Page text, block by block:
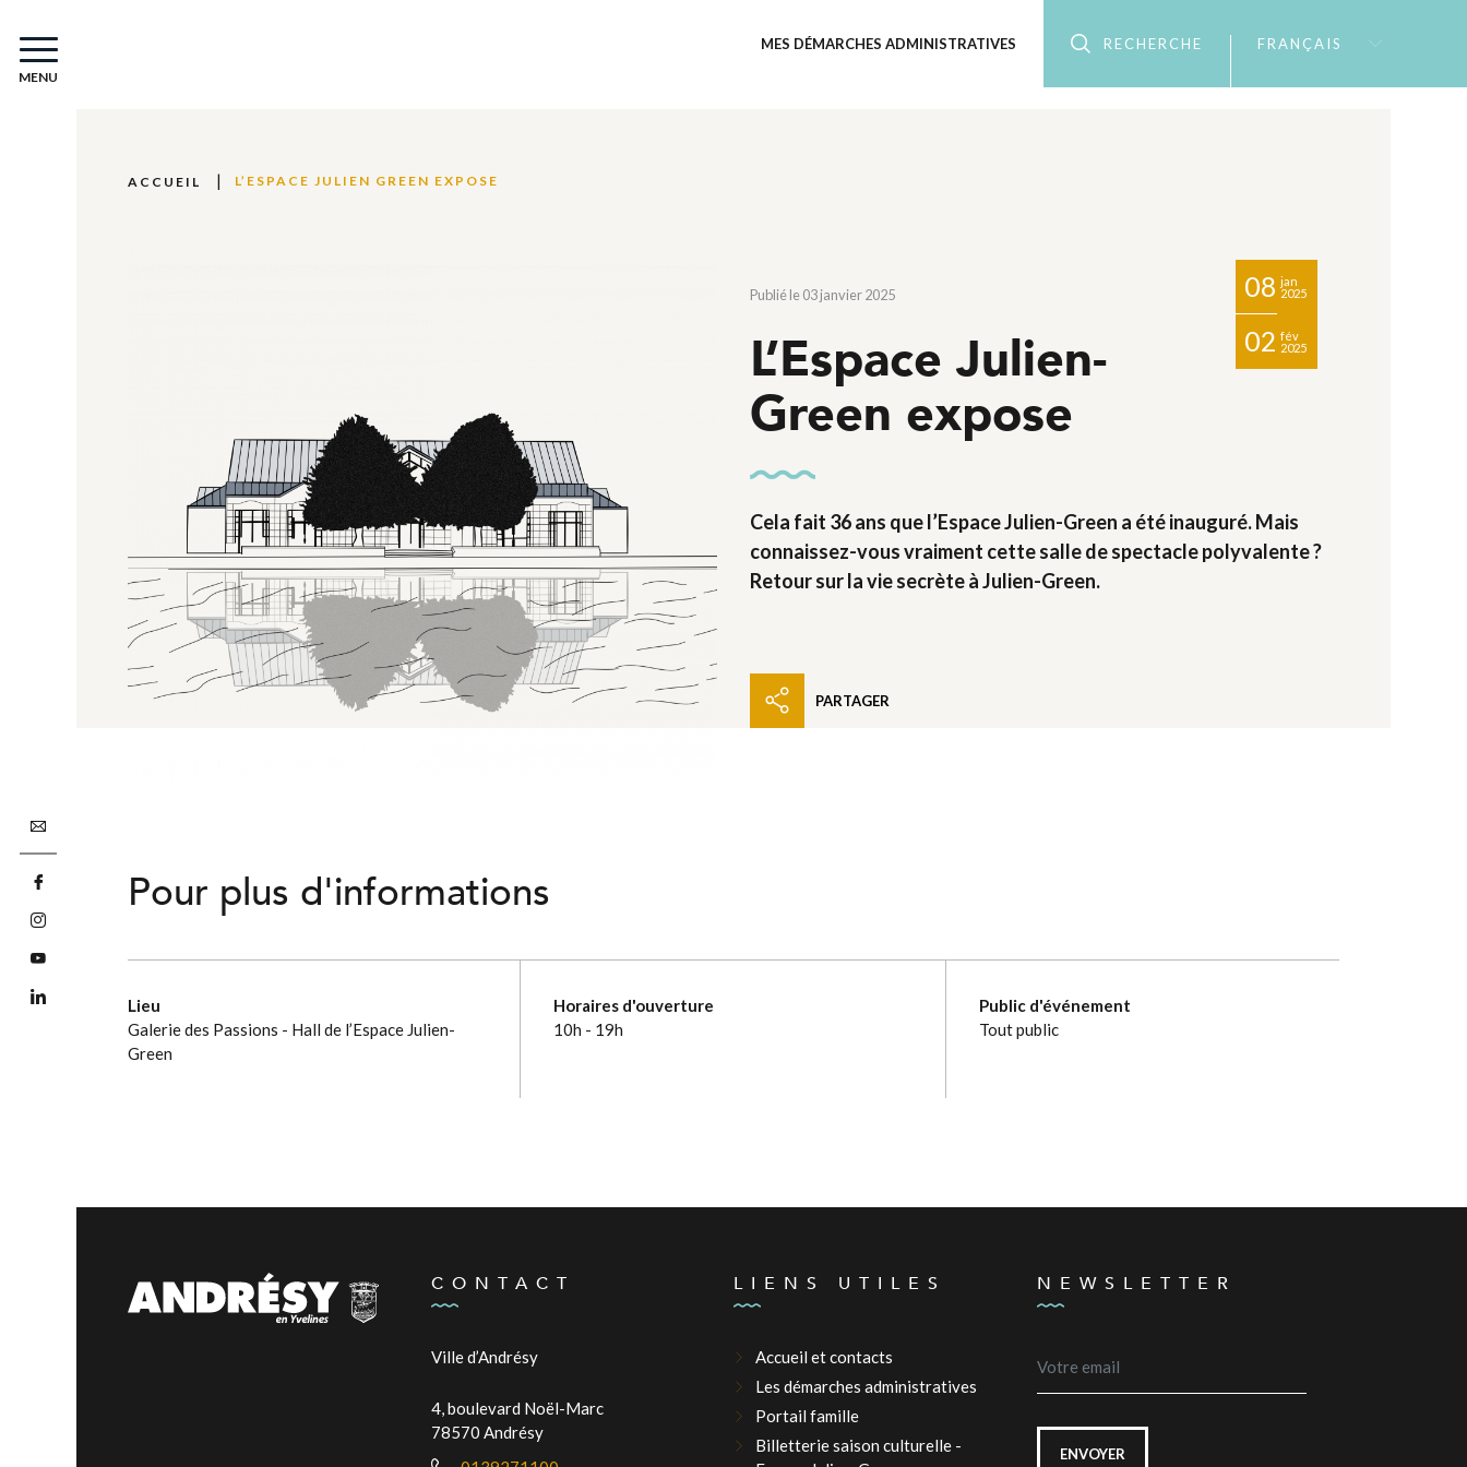
MENU
MES DÉMARCHES ADMINISTRATIVES RECHERCHE FRANÇAIS
ACCUEIL L’ESPACE JULIEN GREEN EXPOSE
Publié le 03 janvier 2025 08 jan
2025
02 fév
2025
L’Espace Julien-
Green expose
Cela fait 36 ans que l’Espace Julien-Green a été inauguré. Mais
connaissez-vous vraiment cette salle de spectacle polyvalente ?
Retour sur la vie secrète à Julien-Green.
PARTAGER
Pour plus d'informations
Lieu
Galerie des Passions - Hall de l’Espace Julien-
Green
Horaires d'ouverture
10h - 19h
Public d'événement
Tout public
CONTACT
Ville d’Andrésy
4, boulevard Noël-Marc
78570 Andrésy
LIENS UTILES
Accueil et contacts
Les démarches administratives
Portail famille
Billetterie saison culturelle -
NEWSLETTER
ENVOYER